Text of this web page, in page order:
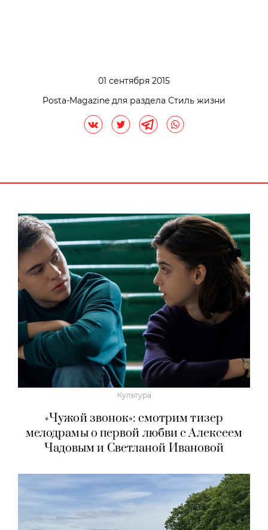
01 сентября 2015
Posta-Magazine для раздела Стиль жизни
Культура
«Чужой звонок»: смотрим тизер
мелодрамы о первой любви с Алексеем
Чадовым и Светланой Ивановой